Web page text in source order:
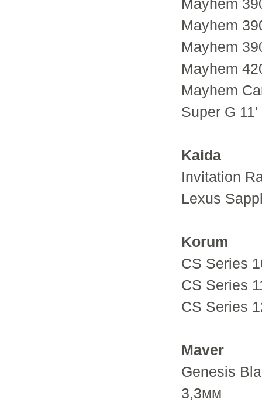
Mayhem
Mayhem
Mayhem
Mayhem
Mayhem
Super G
Kaida
Invitation
Lexus
Korum
CS Series
CS Series
CS Series
Maver
Genesis
3,3мм